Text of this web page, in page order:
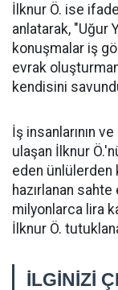
İlknur Ö. ise
anlatarak, "Uğur
konuşmalar iş
evrak
kendisini
İş insanlarının
ulaşan İlknur
eden ünlülerden
hazırlanan
milyonlarca lira
İlknur Ö.